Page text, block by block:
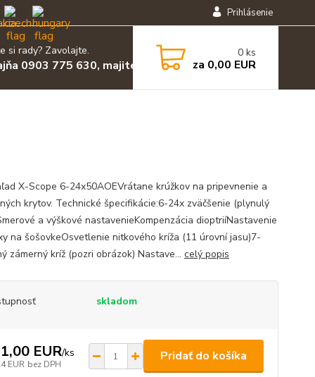
Prihlásenie
si rady? Zavolajte.
0903 775 630, majiteľ 0903 455 630
0 ks
za 0,00 EUR
X-Scope 6-24x50AOEVrátane krúžkov na pripevnenie a
krytov. Technické špecifikácie:6-24x zväčšenie (plynulý
a výškové nastavenieKompenzácia dioptriíNastavenie
na šošovkeOsvetlenie nitkového kríža (11 úrovní jasu)7-
zámerný kríž (pozri obrázok) Nastave... celý popis
skladom
EUR/ks
EUR bez DPH
Pridať do košíka